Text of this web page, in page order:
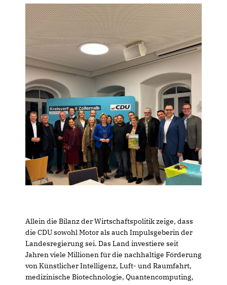
Allein die Bilanz der Wirtschaftspolitik zeige, dass
die CDU sowohl Motor als auch Impulsgeberin der
Landesregierung sei. Das Land investiere seit
Jahren viele Millionen für die nachhaltige Förderung
von Künstlicher Intelligenz, Luft- und Raumfahrt,
medizinische Biotechnologie, Quantencomputing,